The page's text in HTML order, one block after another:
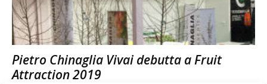
Pietro Chinaglia Vivai debutta a Fruit
Attraction 2019